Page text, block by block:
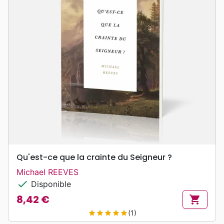
Qu'est-ce que la crainte du Seigneur ?
Michael REEVES
check Disponible
Prix
8,42 € shopping_cart
star star star star star(1)